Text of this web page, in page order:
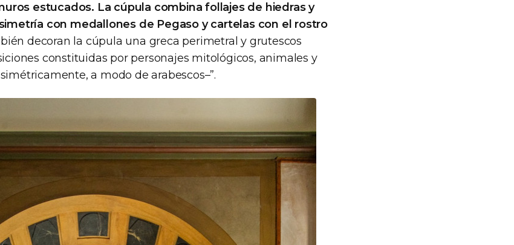
estucados. La cúpula combina follajes de hiedras y
con medallones de Pegaso y cartelas con el rostro
decoran la cúpula una greca perimetral y grutescos
constituidas por personajes mitológicos, animales y
a modo de arabescos–”.